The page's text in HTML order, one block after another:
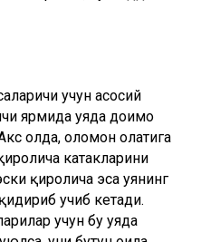
катакларини
учун бу уяда
уни бутун оила
биз иш билан банд бўлиб,
дунёга келганига
деб эслайди Сергей
оиласида фақат